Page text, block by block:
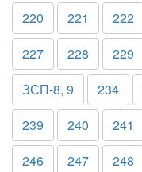
220
221 222
227
228 229
ЗСП-8, 9
234
239
240 241
246
247 248